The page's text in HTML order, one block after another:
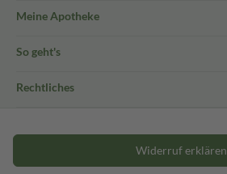
Meine Apotheke
So geht's
Rechtliches
Widerruf erklären